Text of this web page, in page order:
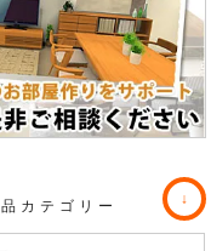
テゴリー